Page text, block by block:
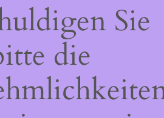
Sie
die